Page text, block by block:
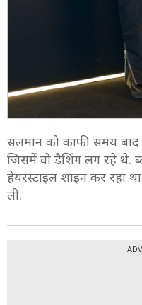
सलमान को काफी समय
जिसमें वो डैशिंग लग रहे थे.
हेयरस्टाइल शाइन कर रहा
ली.